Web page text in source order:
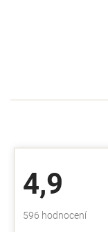
4,9
Průměrné
596 hodnocení